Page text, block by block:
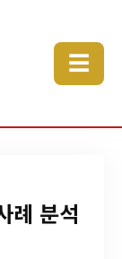
☰
례 분석